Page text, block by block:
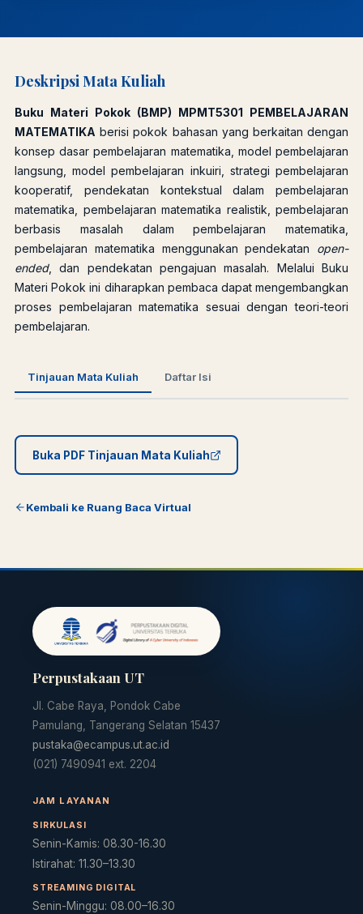
Deskripsi Mata Kuliah
Buku Materi Pokok (BMP) MPMT5301 PEMBELAJARAN
MATEMATIKA berisi pokok bahasan yang berkaitan dengan
konsep dasar pembelajaran matematika, model pembelajaran
langsung, model pembelajaran inkuiri, strategi pembelajaran
kooperatif, pendekatan kontekstual dalam pembelajaran
matematika, pembelajaran matematika realistik, pembelajaran
berbasis masalah dalam pembelajaran matematika,
pembelajaran matematika menggunakan pendekatan open-
ended, dan pendekatan pengajuan masalah. Melalui Buku
Materi Pokok ini diharapkan pembaca dapat mengembangkan
proses pembelajaran matematika sesuai dengan teori-teori
pembelajaran.
Tinjauan Mata Kuliah Daftar Isi
Buka PDF Tinjauan Mata Kuliah
Kembali ke Ruang Baca Virtual
Perpustakaan UT
Jl. Cabe Raya, Pondok Cabe
Pamulang, Tangerang Selatan 15437
pustaka@ecampus.ut.ac.id
(021) 7490941 ext. 2204
JAM LAYANAN
SIRKULASI
Senin-Kamis: 08.30-16.30
Istirahat: 11.30–13.30
STREAMING DIGITAL
Senin-Minggu: 08.00–16.30